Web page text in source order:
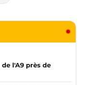
l'A9 près de